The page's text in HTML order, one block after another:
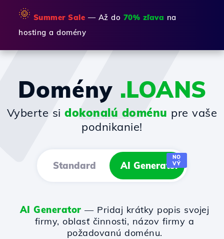
🌞 Summer Sale — Až do 70% zľava na
hosting a domény
Domény .LOANS
Vyberte sidokonalú doménu pre vaše
podnikanie!
Standard AI Generator
NO
VÝ
AI Generator — Pridaj krátky popis svojej
firmy, oblasť činnosti, názov firmy a
požadovanú doménu.